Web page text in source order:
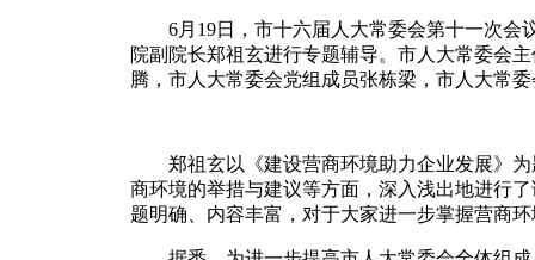
6月19日，市十六届人大常委会第十一次会
院副院长郑祖玄进行专题辅导。市人大常委会
腾，市人大常委会党组成员张栋梁，市人大常
郑祖玄以《建设营商环境助力企业发展》为
商环境的举措与建议等方面，深入浅出地进行
题明确、内容丰富，对于大家进一步掌握营商